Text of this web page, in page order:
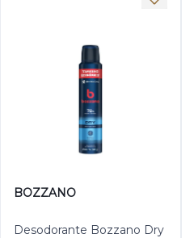
BOZZANO
Desodorante Bozzano Dry